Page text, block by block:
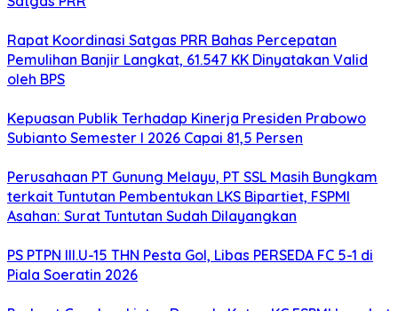
Rapat Koordinasi Satgas PRR Bahas Percepatan
Pemulihan Banjir Langkat, 61.547 KK Dinyatakan Valid
oleh BPS
Kepuasan Publik Terhadap Kinerja Presiden Prabowo
Subianto Semester I 2026 Capai 81,5 Persen
Perusahaan PT Gunung Melayu, PT SSL Masih Bungkam
terkait Tuntutan Pembentukan LKS Bipartiet, FSPMI
Asahan: Surat Tuntutan Sudah Dilayangkan
PS PTPN III.U-15 THN Pesta Gol, Libas PERSEDA FC 5-1 di
Piala Soeratin 2026